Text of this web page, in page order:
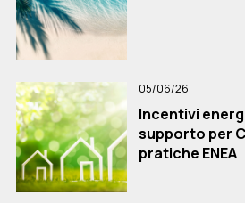
05/06/26
Incentivi
supporto per
pratiche ENEA